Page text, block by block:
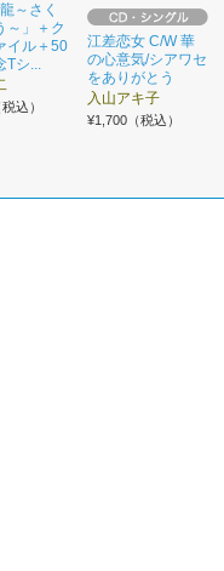
～さく
～」＋ク
イル＋50
Tシ...
込）
江差恋女 C/W 華
の心意気/シアワセ
をありがとう
入山アキ子
¥1,700（税込）